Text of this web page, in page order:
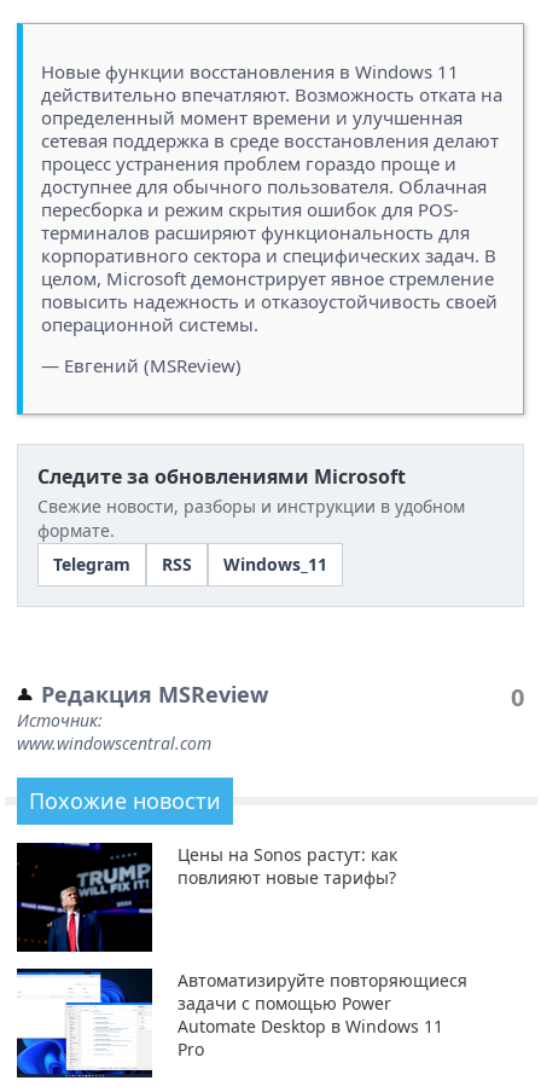
Новые функции восстановления в Windows 11
действительно впечатляют. Возможность отката на
определенный момент времени и улучшенная
сетевая поддержка в среде восстановления делают
процесс устранения проблем гораздо проще и
доступнее для обычного пользователя. Облачная
пересборка и режим скрытия ошибок для POS-
терминалов расширяют функциональность для
корпоративного сектора и специфических задач. В
целом, Microsoft демонстрирует явное стремление
повысить надежность и отказоустойчивость своей
операционной системы.
— Евгений (MSReview)
Следите за обновлениями Microsoft
Свежие новости, разборы и инструкции в удобном
формате.
Telegram
RSS Windows_11
Редакция MSReview
Источник:
www.windowscentral.com
0
Похожие новости
Цены на Sonos растут: как
повлияют новые тарифы?
Автоматизируйте повторяющиеся
задачи с помощью Power
Automate Desktop в Windows 11
Pro